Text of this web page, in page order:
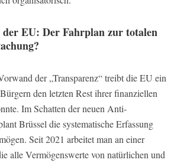
der EU: Der Fahrplan zur totalen
der „Transparenz“ treibt die EU ein
den letzten Rest ihrer finanziellen
Im Schatten der neuen Anti-
Brüssel die systematische Erfassung
Seit 2021 arbeitet man an einer
alle Vermögenswerte von natürlichen und